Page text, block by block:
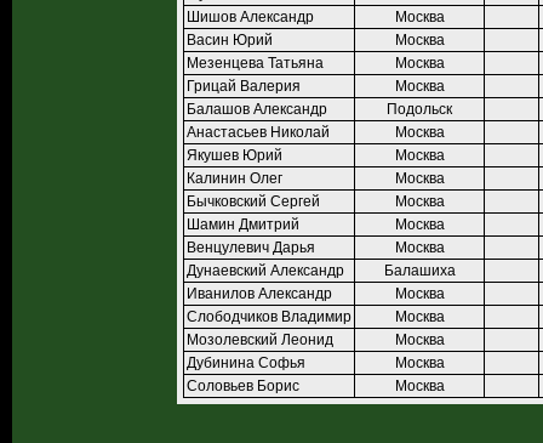
Шишов Александр
Москва
Васин Юрий
Москва
Мезенцева Татьяна
Москва
Грицай Валерия
Москва
Балашов Александр
Подольск
Анастасьев Николай
Москва
Якушев Юрий
Москва
Калинин Олег
Москва
Бычковский Сергей
Москва
Шамин Дмитрий
Москва
Венцулевич Дарья
Москва
Дунаевский Александр
Балашиха
Иванилов Александр
Москва
Слободчиков Владимир
Москва
Мозолевский Леонид
Москва
Дубинина Софья
Москва
Соловьев Борис
Москва